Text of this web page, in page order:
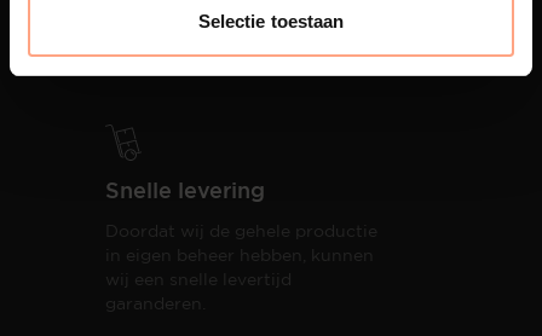
Selectie toestaan
oplevering,met als resultaat een
totale woonbeleving.
Snelle levering
Doordat wij de gehele productie
in eigen beheer hebben, kunnen
wij een snelle levertijd
garanderen.